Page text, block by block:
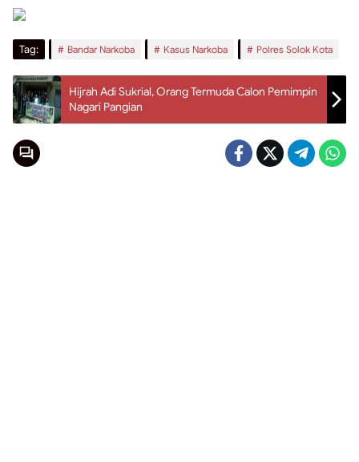
Tag: Bandar Narkoba Kasus Narkoba Polres Solok Kota
Hijrah Adi Sukrial, Orang Termuda Calon Pemimpin
Nagari Pangian